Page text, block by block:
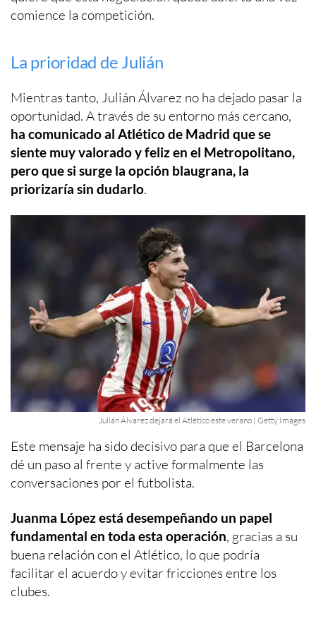
comience la competición.
La prioridad de Julián
Mientras tanto, Julián Álvarez no ha dejado pasar la
oportunidad. A través de su entorno más cercano,
ha comunicado al Atlético de Madrid que se
siente muy valorado y feliz en el Metropolitano,
pero que si surge la opción blaugrana, la
priorizaría sin dudarlo.
Julián Álvarez dejará el Atlético este verano | Getty Images
Este mensaje ha sido decisivo para que el Barcelona
dé un paso al frente y active formalmente las
conversaciones por el futbolista.
Juanma López está desempeñando un papel
fundamental en toda esta operación, gracias a su
buena relación con el Atlético, lo que podría
facilitar el acuerdo y evitar fricciones entre los
clubes.